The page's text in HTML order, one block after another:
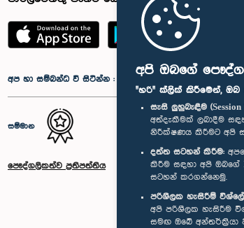
අපි ඔබගේ
"හරි" ක්ලික් කිරීමෙන්,
සැසි ලුහුබැඳීම (Session
අත්දැකීමක් ලබාදීම
නිරීක්ෂණය කිරීමට අපි
දත්ත සටහන් කිරීම:
කිරීම සඳහා අපි ඔබගේ
සටහන් කරගන්නෙමු.
පරිශීලක හැසිරීම්
අපි පරිශීලක හැසිරීම
සමඟ ඔබේ
අප හා සම්බන්ධ වී සිටින්න :
සම්මාන
පෞද්ගලිකත්ව ප්‍රතිපත්තිය